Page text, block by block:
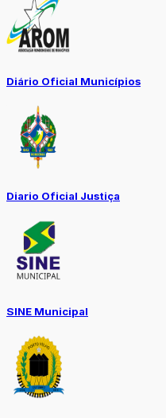
Diário Oficial Municípios
Diario Oficial Justiça
SINE Municipal